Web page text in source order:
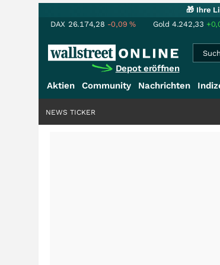
🎁 Ihre
DAX 26.174,28 -0,09% Gold 4.242,33
Depot eröffnen
Aktien Community Nachrichten
NEWS TICKER